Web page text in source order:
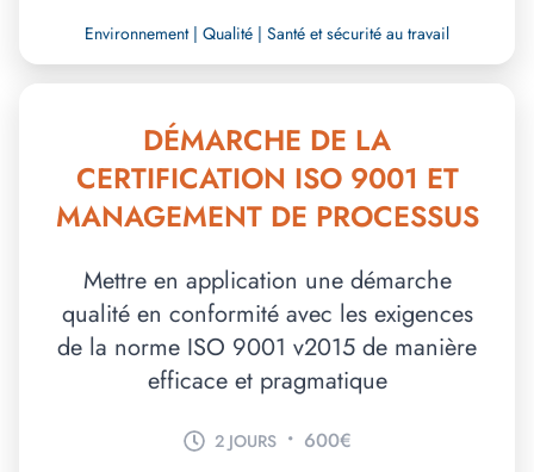
Environnement | Qualité | Santé et sécurité au travail
DÉMARCHE DE LA
CERTIFICATION ISO 9001 ET
MANAGEMENT DE PROCESSUS
Mettre en application une démarche
qualité en conformité avec les exigences
de la norme ISO 9001 v2015 de manière
efficace et pragmatique
2 JOURS • 600€